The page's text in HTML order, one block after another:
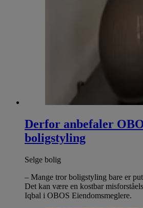
Derfor anbefaler
boligstyling
Selge bolig
– Mange tror boligstyling bare er
Det kan være en kostbar
Iqbal i OBOS Eiendomsmeglere.